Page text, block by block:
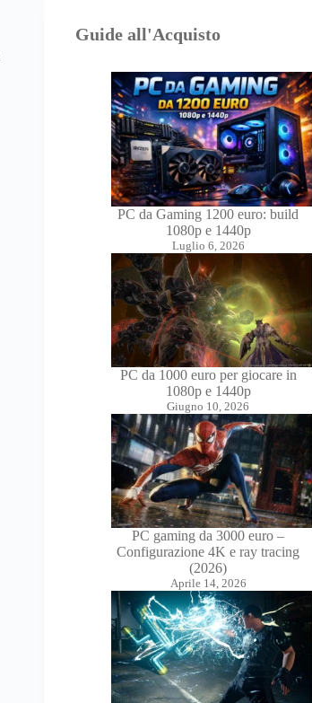
Guide all'Acquisto
PC da Gaming 1200 euro: build
1080p e 1440p
Luglio 6, 2026
PC da 1000 euro per giocare in
1080p e 1440p
Giugno 10, 2026
PC gaming da 3000 euro –
Configurazione 4K e ray tracing
(2026)
Aprile 14, 2026